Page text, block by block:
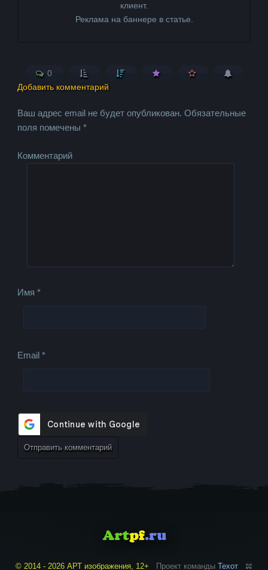
клиент.
Реклама на баннере в статье.
0
Добавить комментарий
Ваш адрес email не будет опубликован. Обязательные
поля помечены*
Комментарий
Имя*
Email*
© 2014 - 2026 АРТ изображения, 12+ Проект команды Техот 𝌴